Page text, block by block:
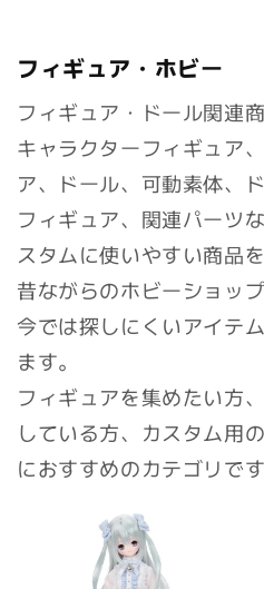
フィギュア・ホビー
フィギュア・ドール関連
キャラクターフィギュア
ア、ドール、可動素体、
フィギュア、関連パーツ
スタムに使いやすい商品
昔ながらのホビーショッ
今では探しにくいアイテ
ます。
フィギュアを集めたい方
している方、カスタム用
におすすめのカテゴリです